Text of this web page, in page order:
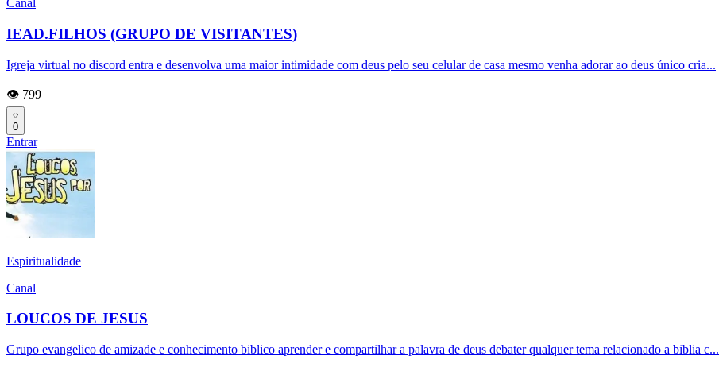
Canal
IEAD.FILHOS (GRUPO DE VISITANTES)
Igreja virtual no discord entra e desenvolva uma maior intimidade com deus pelo seu celular de casa mesmo venha adorar ao deus único cria...
👁️ 799
0
Entrar
Espiritualidade
Canal
LOUCOS DE JESUS
Grupo evangelico de amizade e conhecimento biblico aprender e compartilhar a palavra de deus debater qualquer tema relacionado a biblia c...